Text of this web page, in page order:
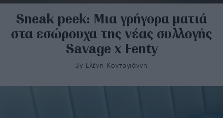
Sneak peek: Μια γρήγορα ματιά
στα εσώρουχα της νέας συλλογής
Savage x Fenty
By Ελένη Κοντογιάννη